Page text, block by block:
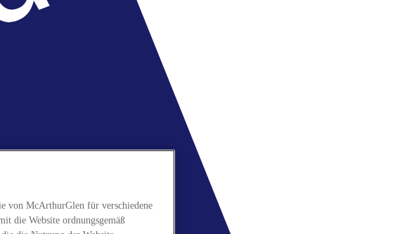
von McArthurGlen für verschiedene
die Website ordnungsgemäß